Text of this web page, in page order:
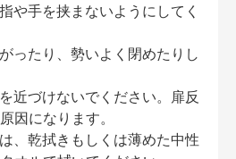
や手を挟まないようにしてく
ったり、勢いよく閉めたりし
近づけないでください。扉反
因になります。
、乾拭きもしくは薄めた中性